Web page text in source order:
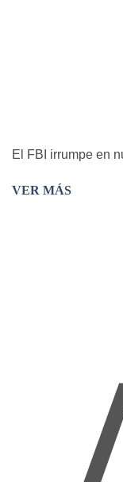
El FBI irrumpe en
VER MÁS